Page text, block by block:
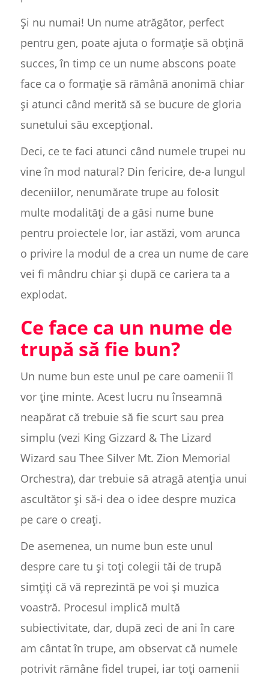
Și nu numai! Un nume atrăgător, perfect
pentru gen, poate ajuta o formație să obțină
succes, în timp ce un nume abscons poate
face ca o formație să rămână anonimă chiar
și atunci când merită să se bucure de gloria
sunetului său excepțional.
Deci, ce te faci atunci când numele trupei nu
vine în mod natural? Din fericire, de-a lungul
deceniilor, nenumărate trupe au folosit
multe modalități de a găsi nume bune
pentru proiectele lor, iar astăzi, vom arunca
o privire la modul de a crea un nume de care
vei fi mândru chiar și după ce cariera ta a
explodat.
Ce face ca un nume de
trupă să fie bun?
Un nume bun este unul pe care oamenii îl
vor ține minte. Acest lucru nu înseamnă
neapărat că trebuie să fie scurt sau prea
simplu (vezi King Gizzard & The Lizard
Wizard sau Thee Silver Mt. Zion Memorial
Orchestra), dar trebuie să atragă atenția unui
ascultător și să-i dea o idee despre muzica
pe care o creați.
De asemenea, un nume bun este unul
despre care tu și toți colegii tăi de trupă
simțiți că vă reprezintă pe voi și muzica
voastră. Procesul implică multă
subiectivitate, dar, după zeci de ani în care
am cântat în trupe, am observat că numele
potrivit rămâne fidel trupei, iar toți oamenii